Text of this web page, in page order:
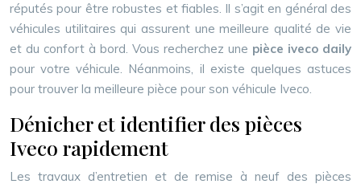
réputés pour être robustes et fiables. Il s’agit en général des
véhicules utilitaires qui assurent une meilleure qualité de vie
et du confort à bord. Vous recherchez une pièce iveco daily
pour votre véhicule. Néanmoins, il existe quelques astuces
pour trouver la meilleure pièce pour son véhicule Iveco.
Dénicher et identifier des pièces
Iveco rapidement
Les travaux d’entretien et de remise à neuf des pièces